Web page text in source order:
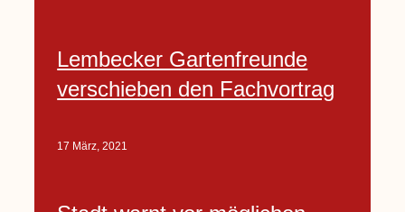
Lembecker Gartenfreunde
verschieben den Fachvortrag
17 März, 2021